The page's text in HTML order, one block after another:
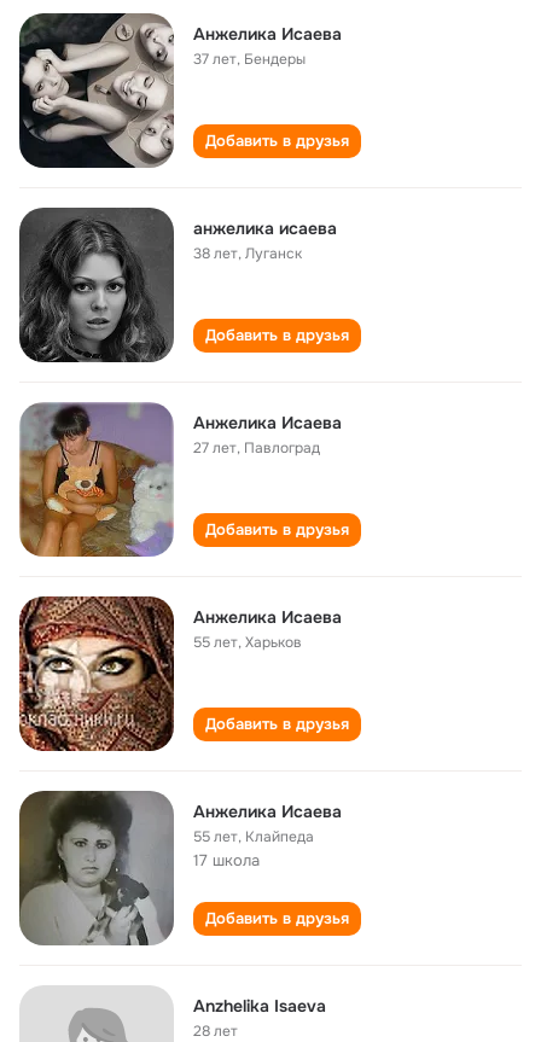
Анжелика Исаева
37 лет, Бендеры
Добавить в друзья
анжелика исаева
38 лет,Луганск
Добавить в друзья
Анжелика Исаева
27 лет, Павлоград
Добавить в друзья
Анжелика Исаева
55 лет,Харьков
Добавить в друзья
Анжелика Исаева
55 лет, Клайпеда
17 школа
Добавить в друзья
Anzhelika Isaeva
28 лет